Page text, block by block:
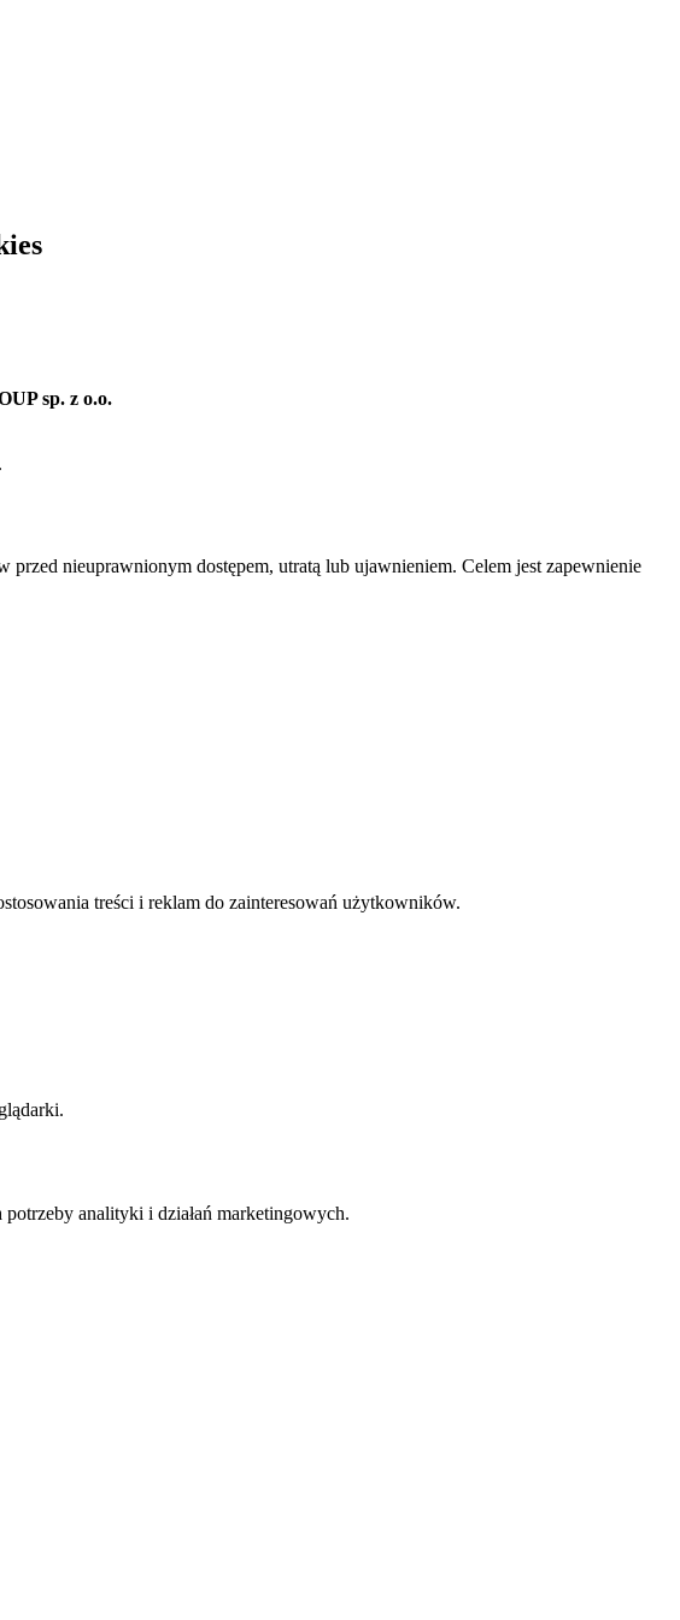
sp. z o.o.
nieuprawnionym dostępem, utratą lub ujawnieniem. Celem jest zapewnienie
treści i reklam do zainteresowań użytkowników.
analityki i działań marketingowych.